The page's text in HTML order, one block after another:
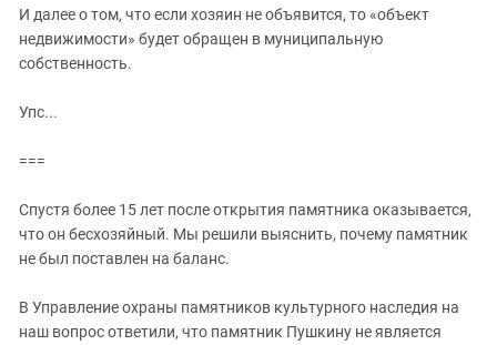
И далее о том, что если хозяин не объявится, то «объект
недвижимости» будет обращен в муниципальную
собственность.
Упс...
===
Спустя более 15 лет после открытия памятника оказывается,
что он бесхозяйный. Мы решили выяснить, почему памятник
не был поставлен на баланс.
В Управление охраны памятников культурного наследия на
наш вопрос ответили, что памятник Пушкину не является